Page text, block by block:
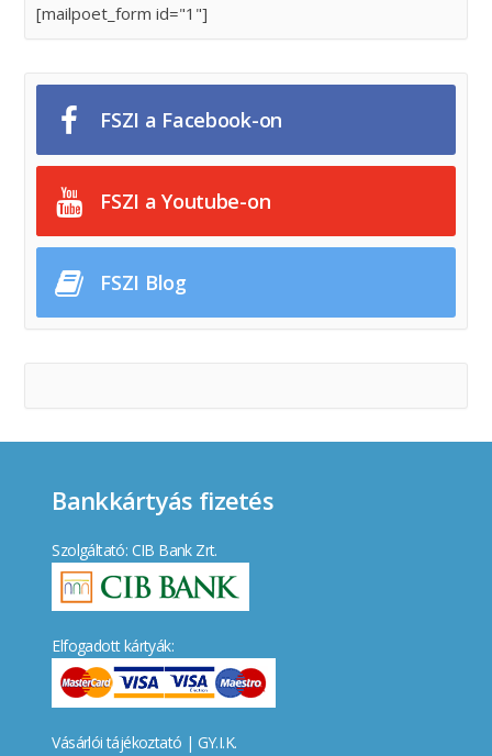
[mailpoet_form id="1"]
FSZI a Facebook-on
FSZI a Youtube-on
FSZI Blog
Bankkártyás fizetés
Szolgáltató: CIB Bank Zrt.
Elfogadott kártyák:
Vásárlói tájékoztató | GY.I.K.